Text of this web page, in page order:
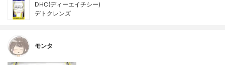
DHC(ディーエイチシー)
デトクレンズ
モンタ